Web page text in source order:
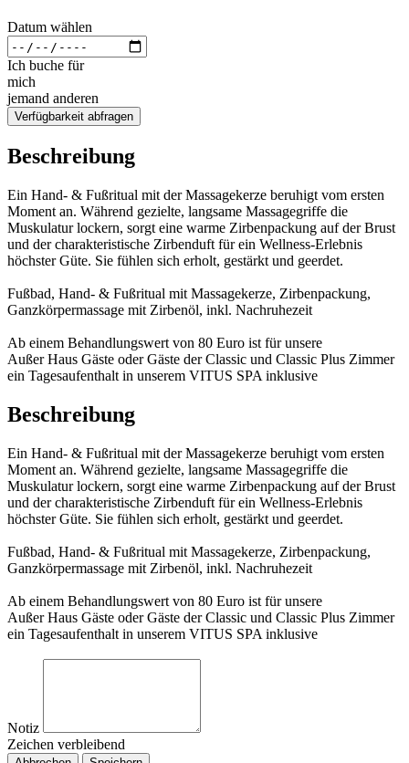
Datum wählen
Ich buche für
mich
jemand anderen
Verfügbarkeit abfragen
Beschreibung
Ein Hand- & Fußritual mit der Massagekerze beruhigt vom ersten
Moment an. Während gezielte, langsame Massagegriffe die
Muskulatur lockern, sorgt eine warme Zirbenpackung auf der Brust
und der charakteristische Zirbenduft für ein Wellness-Erlebnis
höchster Güte. Sie fühlen sich erholt, gestärkt und geerdet.
Fußbad, Hand- & Fußritual mit Massagekerze, Zirbenpackung,
Ganzkörpermassage mit Zirbenöl, inkl. Nachruhezeit
Ab einem Behandlungswert von 80 Euro ist für unsere
Außer Haus Gäste oder Gäste der Classic und Classic Plus Zimmer
ein Tagesaufenthalt in unserem VITUS SPA inklusive
Beschreibung
Ein Hand- & Fußritual mit der Massagekerze beruhigt vom ersten
Moment an. Während gezielte, langsame Massagegriffe die
Muskulatur lockern, sorgt eine warme Zirbenpackung auf der Brust
und der charakteristische Zirbenduft für ein Wellness-Erlebnis
höchster Güte. Sie fühlen sich erholt, gestärkt und geerdet.
Fußbad, Hand- & Fußritual mit Massagekerze, Zirbenpackung,
Ganzkörpermassage mit Zirbenöl, inkl. Nachruhezeit
Ab einem Behandlungswert von 80 Euro ist für unsere
Außer Haus Gäste oder Gäste der Classic und Classic Plus Zimmer
ein Tagesaufenthalt in unserem VITUS SPA inklusive
Notiz
Zeichen verbleibend